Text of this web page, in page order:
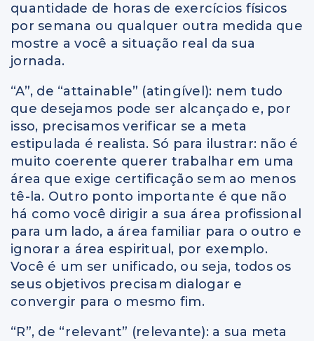
quantidade de horas de exercícios físicos
por semana ou qualquer outra medida que
mostre a você a situação real da sua
jornada.
“A”, de “attainable” (atingível): nem tudo
que desejamos pode ser alcançado e, por
isso, precisamos verificar se a meta
estipulada é realista. Só para ilustrar: não é
muito coerente querer trabalhar em uma
área que exige certificação sem ao menos
tê-la. Outro ponto importante é que não
há como você dirigir a sua área profissional
para um lado, a área familiar para o outro e
ignorar a área espiritual, por exemplo.
Você é um ser unificado, ou seja, todos os
seus objetivos precisam dialogar e
convergir para o mesmo fim.
“R”, de “relevant” (relevante): a sua meta